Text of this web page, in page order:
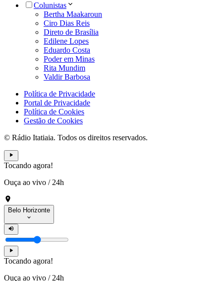
Colunistas
Bertha Maakaroun
Ciro Dias Reis
Direto de Brasília
Edilene Lopes
Eduardo Costa
Poder em Minas
Rita Mundim
Valdir Barbosa
Política de Privacidade
Portal de Privacidade
Política de Cookies
Gestão de Cookies
© Rádio Itatiaia. Todos os direitos reservados.
Tocando agora!
Ouça ao vivo / 24h
Belo Horizonte
Tocando agora!
Ouça ao vivo / 24h